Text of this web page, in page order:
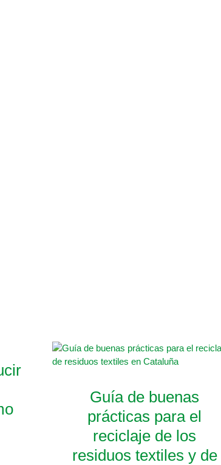
Guía de buenas
prácticas para el
reciclaje de los
residuos textiles y de